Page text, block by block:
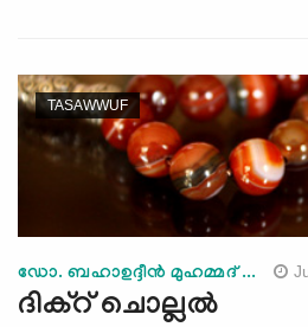
TASAWWUF
ഡോ. ബഹാഉദ്ദീന്‍ മുഹമ്മദ് ...
ദിക്‌റ് ചൊല്ലല്‍